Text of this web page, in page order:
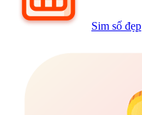
Sim số đẹp